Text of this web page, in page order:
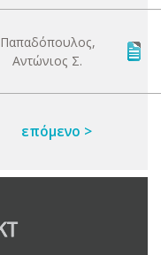
Παπαδόπουλος,
Αντώνιος Σ.
επόμενο >